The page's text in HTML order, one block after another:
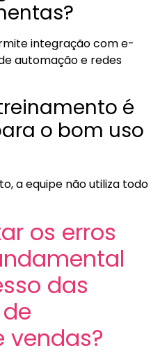
integração com e-
automação e redes
é
o bom uso
a equipe não utiliza todo
os erros
das
vendas?